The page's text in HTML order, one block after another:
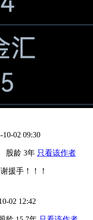
02 09:30
股龄 3年 只看该作者
援手！！！
02 12:42